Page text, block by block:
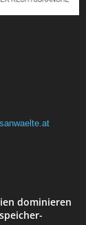
dominieren